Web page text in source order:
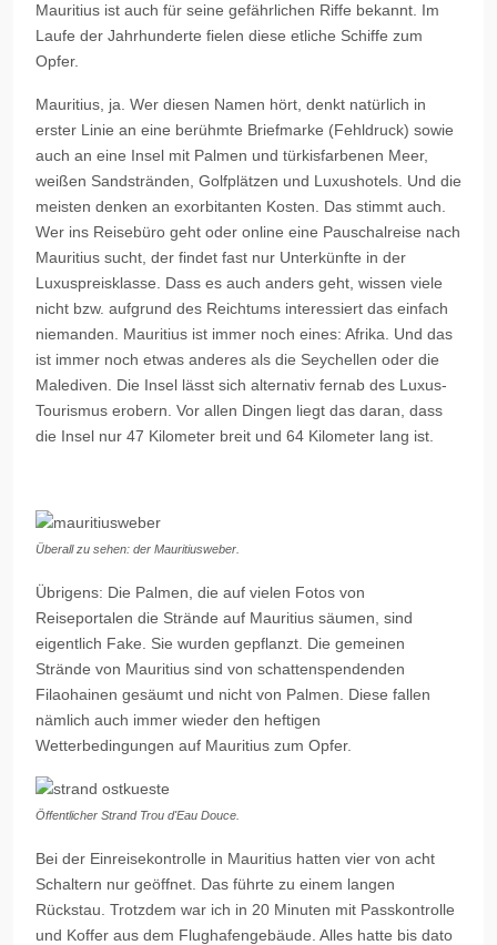
Mauritius ist auch für seine gefährlichen Riffe bekannt. Im
Laufe der Jahrhunderte fielen diese etliche Schiffe zum
Opfer.
Mauritius, ja. Wer diesen Namen hört, denkt natürlich in
erster Linie an eine berühmte Briefmarke (Fehldruck) sowie
auch an eine Insel mit Palmen und türkisfarbenen Meer,
weißen Sandstränden, Golfplätzen und Luxushotels. Und die
meisten denken an exorbitanten Kosten. Das stimmt auch.
Wer ins Reisebüro geht oder online eine Pauschalreise nach
Mauritius sucht, der findet fast nur Unterkünfte in der
Luxuspreisklasse. Dass es auch anders geht, wissen viele
nicht bzw. aufgrund des Reichtums interessiert das einfach
niemanden. Mauritius ist immer noch eines: Afrika. Und das
ist immer noch etwas anderes als die Seychellen oder die
Malediven. Die Insel lässt sich alternativ fernab des Luxus-
Tourismus erobern. Vor allen Dingen liegt das daran, dass
die Insel nur 47 Kilometer breit und 64 Kilometer lang ist.
Überall zu sehen: der Mauritiusweber.
Übrigens: Die Palmen, die auf vielen Fotos von
Reiseportalen die Strände auf Mauritius säumen, sind
eigentlich Fake. Sie wurden gepflanzt. Die gemeinen
Strände von Mauritius sind von schattenspendenden
Filaohainen gesäumt und nicht von Palmen. Diese fallen
nämlich auch immer wieder den heftigen
Wetterbedingungen auf Mauritius zum Opfer.
Öffentlicher Strand Trou d'Eau Douce.
Bei der Einreisekontrolle in Mauritius hatten vier von acht
Schaltern nur geöffnet. Das führte zu einem langen
Rückstau. Trotzdem war ich in 20 Minuten mit Passkontrolle
und Koffer aus dem Flughafengebäude. Alles hatte bis dato